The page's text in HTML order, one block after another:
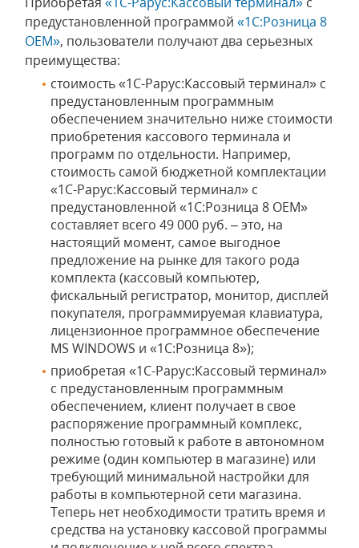
предустановленной программой «1С:Розница 8
ОЕМ», пользователи получают два серьезных
преимущества:
стоимость «1С-Рарус:Кассовый терминал» с
предустановленным программным
обеспечением значительно ниже стоимости
приобретения кассового терминала и
программ по отдельности. Например,
стоимость самой бюджетной комплектации
«1С-Рарус:Кассовый терминал» с
предустановленной «1С:Розница 8 ОЕМ»
составляет всего 49 000 руб. – это, на
настоящий момент, самое выгодное
предложение на рынке для такого рода
комплекта (кассовый компьютер,
фискальный регистратор, монитор, дисплей
покупателя, программируемая клавиатура,
лицензионное программное обеспечение
MS WINDOWS и «1С:Розница 8»);
приобретая «1С-Рарус:Кассовый терминал»
с предустановленным программным
обеспечением, клиент получает в свое
распоряжение программный комплекс,
полностью готовый к работе в автономном
режиме (один компьютер в магазине) или
требующий минимальной настройки для
работы в компьютерной сети магазина.
Теперь нет необходимости тратить время и
средства на установку кассовой программы